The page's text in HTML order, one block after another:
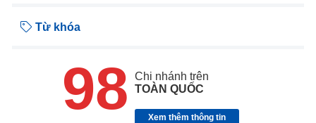
Từ khóa
98
Chi nhánh trên
TOÀN QUỐC
Xem thêm thông tin